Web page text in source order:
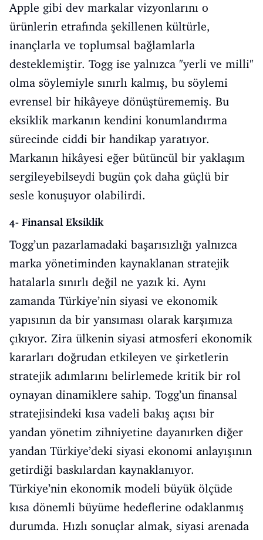
Apple gibi dev markalar vizyonlarını o
ürünlerin etrafında şekillenen kültürle,
inançlarla ve toplumsal bağlamlarla
desteklemiştir. Togg ise yalnızca "yerli ve milli"
olma söylemiyle sınırlı kalmış, bu söylemi
evrensel bir hikâyeye dönüştürememiş. Bu
eksiklik markanın kendini konumlandırma
sürecinde ciddi bir handikap yaratıyor.
Markanın hikâyesi eğer bütüncül bir yaklaşım
sergileyebilseydi bugün çok daha güçlü bir
sesle konuşuyor olabilirdi.
4- Finansal Eksiklik
Togg’un pazarlamadaki başarısızlığı yalnızca
marka yönetiminden kaynaklanan stratejik
hatalarla sınırlı değil ne yazık ki. Aynı
zamanda Türkiye’nin siyasi ve ekonomik
yapısının da bir yansıması olarak karşımıza
çıkıyor. Zira ülkenin siyasi atmosferi ekonomik
kararları doğrudan etkileyen ve şirketlerin
stratejik adımlarını belirlemede kritik bir rol
oynayan dinamiklere sahip. Togg’un finansal
stratejisindeki kısa vadeli bakış açısı bir
yandan yönetim zihniyetine dayanırken diğer
yandan Türkiye’deki siyasi ekonomi anlayışının
getirdiği baskılardan kaynaklanıyor.
Türkiye’nin ekonomik modeli büyük ölçüde
kısa dönemli büyüme hedeflerine odaklanmış
durumda. Hızlı sonuçlar almak, siyasi arenada